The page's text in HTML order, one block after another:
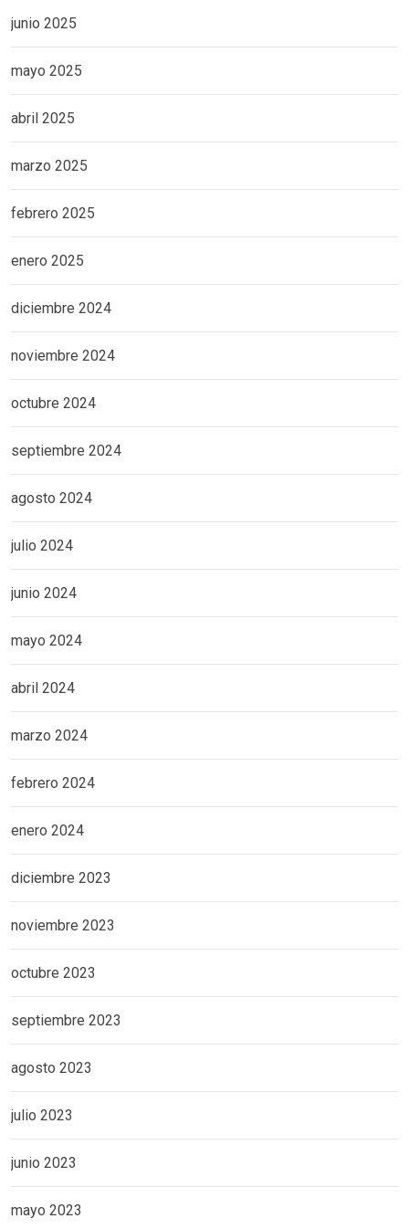
junio 2025
mayo 2025
abril 2025
marzo 2025
febrero 2025
enero 2025
diciembre 2024
noviembre 2024
octubre 2024
septiembre 2024
agosto 2024
julio 2024
junio 2024
mayo 2024
abril 2024
marzo 2024
febrero 2024
enero 2024
diciembre 2023
noviembre 2023
octubre 2023
septiembre 2023
agosto 2023
julio 2023
junio 2023
mayo 2023